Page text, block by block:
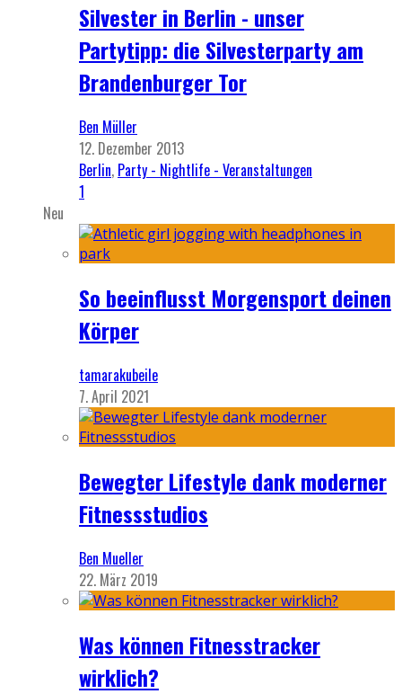
Silvester in Berlin - unser
Partytipp: die Silvesterparty am
Brandenburger Tor
Ben Müller
12. Dezember 2013
Berlin, Party - Nightlife - Veranstaltungen
1
Neu
So beeinflusst Morgensport deinen
Körper
tamarakubeile
7. April 2021
Bewegter Lifestyle dank moderner
Fitnessstudios
Ben Mueller
22. März 2019
Was können Fitnesstracker
wirklich?